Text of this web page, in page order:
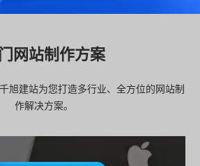
网站制作方案
旭建站为您打造多行业、全方位的网站制
作解决方案。